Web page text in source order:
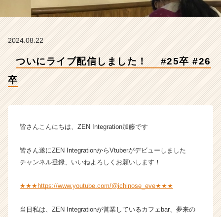
t
e
t
i
イ
イ
ン】
ベ
2024.08.22
ついにライブ配信しました！ #25卒 #26
卒
皆さんこんにちは、ZEN Integration加藤です
皆さん遂にZEN IntegrationからVtuberがデビューしました
チャンネル登録、いいねよろしくお願いします！
★★★https://www.youtube.com/@ichinose_eve★★★
当日私は、ZEN Integrationが営業しているカフェbar、夢来の